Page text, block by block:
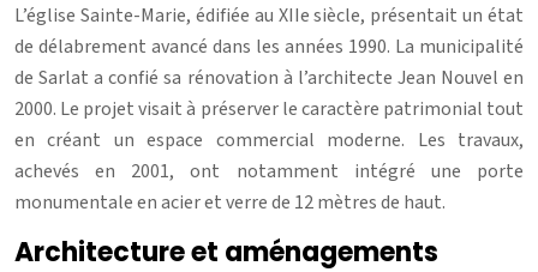
L’église Sainte-Marie, édifiée au XIIe siècle, présentait un état
de délabrement avancé dans les années 1990. La municipalité
de Sarlat a confié sa rénovation à l’architecte Jean Nouvel en
2000. Le projet visait à préserver le caractère patrimonial tout
en créant un espace commercial moderne. Les travaux,
achevés en 2001, ont notamment intégré une porte
monumentale en acier et verre de 12 mètres de haut.
Architecture et aménagements